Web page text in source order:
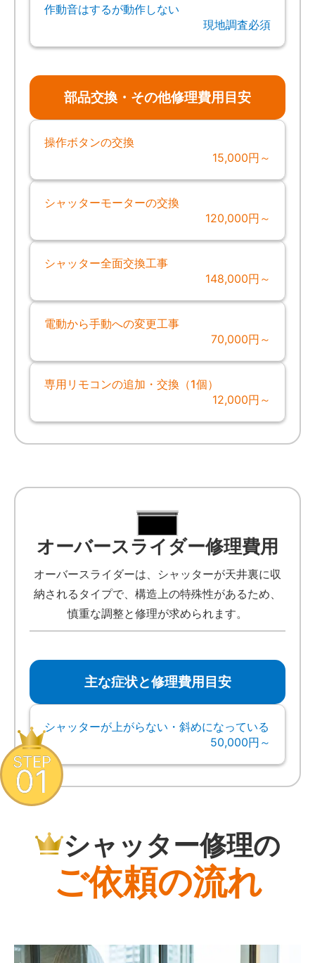
作動音はするが動作しない
現地調査必須
部品交換・その他修理費用目安
操作ボタンの交換
15,000円～
シャッターモーターの交換
120,000円～
シャッター全面交換工事
148,000円～
電動から手動への変更工事
70,000円～
専用リモコンの追加・交換（1個）
12,000円～
オーバースライダー修理費用
オーバースライダーは、シャッターが天井裏に収
納されるタイプで、構造上の特殊性があるため、
慎重な調整と修理が求められます。
主な症状と修理費用目安
シャッターが上がらない・斜めになっている
50,000円～
シャッター修理の
ご依頼の流れ
STEP
01